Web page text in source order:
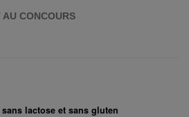
AU CONCOURS
lactose et sans gluten